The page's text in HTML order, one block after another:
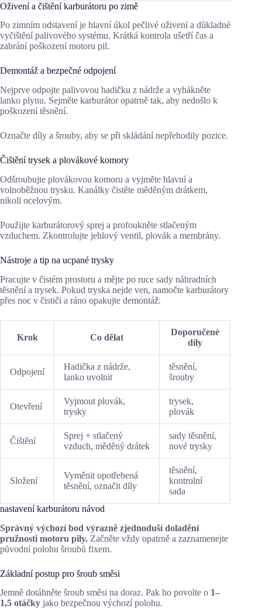
Oživení a čištění karburátoru po zimě
Po zimním odstavení je hlavní úkol pečlivé oživení a důkladné
vyčištění palivového systému. Krátká kontrola ušetří čas a
zabrání poškození motoru pil.
Demontáž a bezpečné odpojení
Nejprve odpojte palivovou hadičku z nádrže a vyhákněte
lanko plynu. Sejměte karburátor opatrně tak, aby nedošlo k
poškození těsnění.
Označte díly a šrouby, aby se při skládání nepřehodily pozice.
Čištění trysek a plovákové komory
Odšroubujte plovákovou komoru a vyjměte hlavní a
volnoběžnou trysku. Kanálky čistěte měděným drátkem,
nikoli ocelovým.
Použijte karburátorový sprej a profoukněte stlačeným
vzduchem. Zkontrolujte jehlový ventil, plovák a membrány.
Nástroje a tip na ucpané trysky
Pracujte v čistém prostoru a mějte po ruce sady náhradních
těsnění a trysek. Pokud tryska nejde ven, namočte karburátory
přes noc v čističi a ráno opakujte demontáž.
Krok Co dělat
Doporučené
díly
Odpojení
Hadička z nádrže,
lanko uvolnit
těsnění,
šrouby
Otevření
Vyjmout plovák,
trysky
trysek,
plovák
Čištění
Sprej + stlačený
vzduch, měděný drátek
sady těsnění,
nové trysky
Složení
Vyměnit opotřebená
těsnění, označit díly
těsnění,
kontrolní
sada
nastavení karburátoru návod
Správný výchozí bod výrazně zjednoduší doladění
pružnosti motoru pily. Začněte vždy opatrně a zaznamenejte
původní polohu šroubů fixem.
Základní postup pro šroub směsi
Jemně dotáhněte šroub směsi na doraz. Pak ho povolte o 1–
1,5 otáčky jako bezpečnou výchozí polohu.